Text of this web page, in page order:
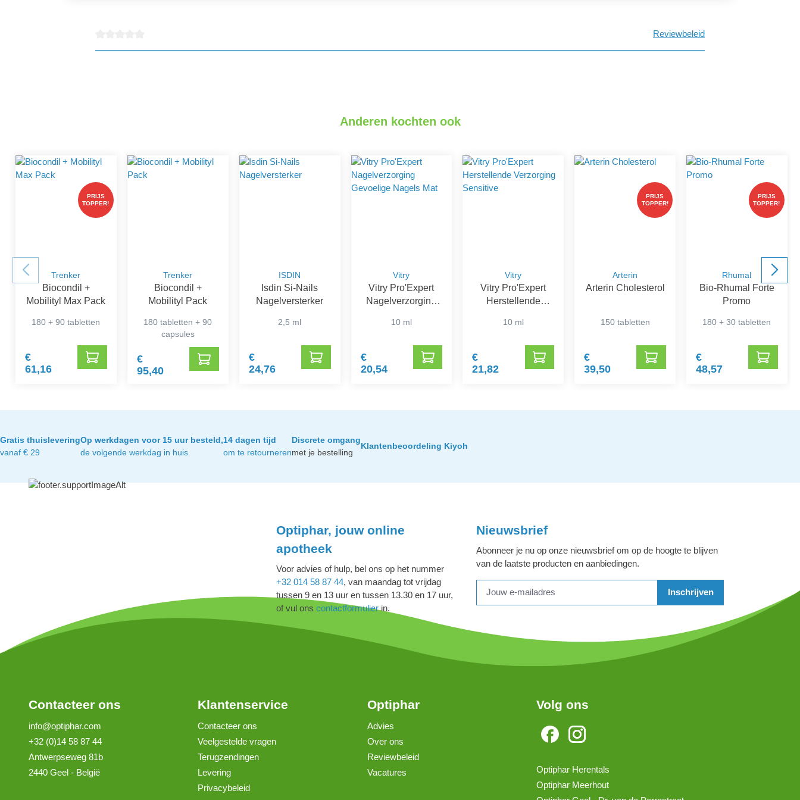
Reviewbeleid
Anderen kochten ook
PRIJS
TOPPER!
Trenker
Biocondil +
Mobilityl Max Pack
180 + 90 tabletten
€
61,16
Trenker
Biocondil +
Mobilityl Pack
180 tabletten + 90
capsules
€
95,40
ISDIN
Isdin Si-Nails
Nagelversterker
2,5 ml
€
24,76
Vitry
Vitry Pro'Expert
Nagelverzorging
Mat
10 ml
€
20,54
Vitry
Vitry Pro'Expert
Herstellende
Sensitive
10 ml
€
21,82
PRIJS
TOPPER!
Arterin
Arterin Cholesterol
150 tabletten
€
39,50
PRIJS
TOPPER!
Rhumal
Bio-Rhumal Forte
Promo
180 + 30 tabletten
€
48,57
Gratis thuislevering
vanaf € 29
Op werkdagen voor 15 uur besteld,
de volgende werkdag in huis
14 dagen tijd
om te retourneren
Discrete omgang
met je bestelling
Klantenbeoordeling Kiyoh
Optiphar, jouw online
apotheek
Voor advies of hulp, bel ons op het nummer
+32 014 58 87 44, van maandag tot vrijdag
tussen 9 en 13 uur en tussen 13.30 en 17 uur,
of vul ons contactformulierin.
Nieuwsbrief
Abonneer je nu op onze nieuwsbrief om op de hoogte te blijven
van de laatste producten en aanbiedingen.
Inschrijven
Contacteer ons
info@optiphar.com
+32 (0)14 58 87 44
Antwerpseweg 81b
2440 Geel - België
Klantenservice
Contacteer ons
Veelgestelde vragen
Terugzendingen
Levering
Privacybeleid
Optiphar
Advies
Over ons
Reviewbeleid
Vacatures
Volg ons
Optiphar Herentals
Optiphar Meerhout